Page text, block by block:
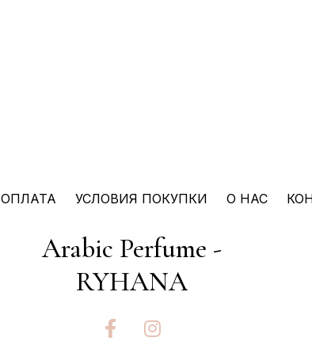
ОПЛАТА УСЛОВИЯ ПОКУПКИ О НАС
Arabic Perfume -
RYHANA
F
a
I
n